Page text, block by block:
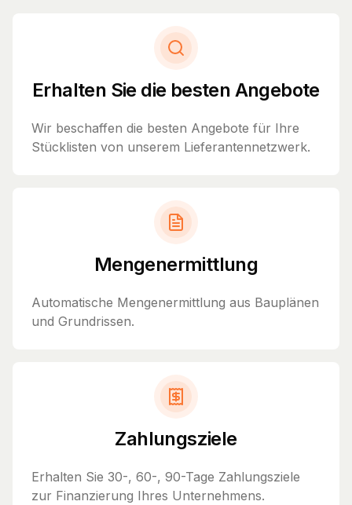
Erhalten Sie die besten Angebote
Wir beschaffen die besten Angebote für Ihre
Stücklisten von unserem Lieferantennetzwerk.
Mengenermittlung
Automatische Mengenermittlung aus Bauplänen
und Grundrissen.
Zahlungsziele
Erhalten Sie 30-, 60-, 90-Tage Zahlungsziele
zur Finanzierung Ihres Unternehmens.